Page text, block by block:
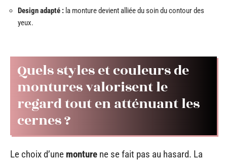
Design adapté : la monture devient alliée du soin du contour des
yeux.
Quels styles et couleurs de
montures valorisent le
regard tout en atténuant les
cernes ?
Le choix d’une monture ne se fait pas au hasard. La